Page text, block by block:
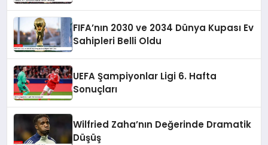
FIFA’nın 2030 ve 2034 Dünya Kupası Ev
Sahipleri Belli Oldu
UEFA Şampiyonlar Ligi 6. Hafta
Sonuçları
Wilfried Zaha’nın Değerinde Dramatik
Düşüş